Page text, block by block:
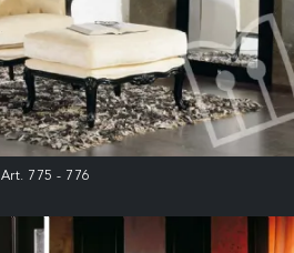
Art. 775 - 776